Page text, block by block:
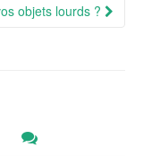
objets lourds ?